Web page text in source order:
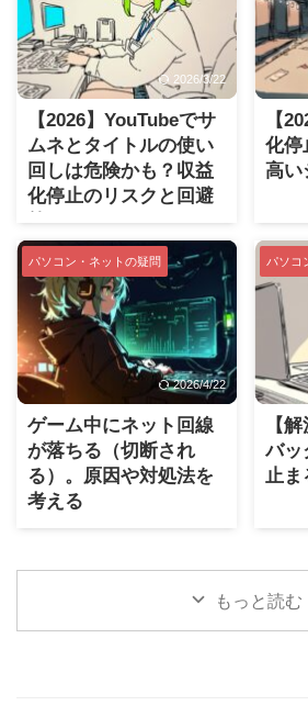
2026/3/22
【2026】YouTubeでサ
ムネとタイトルの使い
回しは危険かも？収益
化停止のリスクと回避
策
【
化停
高い
パソコン・ネットの疑問
2026/4/22
ゲーム中にネット回線
が落ちる（切断され
る）。原因や対処法を
考える
パソコ
【
バッ
止ま
もっと読む